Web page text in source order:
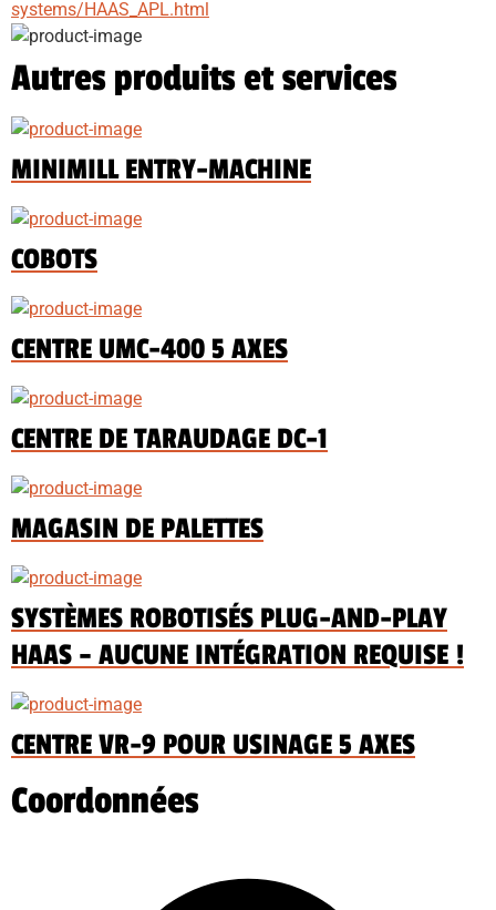
systems/HAAS_APL.html
Autres produits et services
MINIMILL ENTRY-MACHINE
COBOTS
CENTRE UMC-400 5 AXES
CENTRE DE TARAUDAGE DC-1
MAGASIN DE PALETTES
SYSTÈMES ROBOTISÉS PLUG-AND-PLAY
HAAS – AUCUNE INTÉGRATION REQUISE !
CENTRE VR-9 POUR USINAGE 5 AXES
Coordonnées